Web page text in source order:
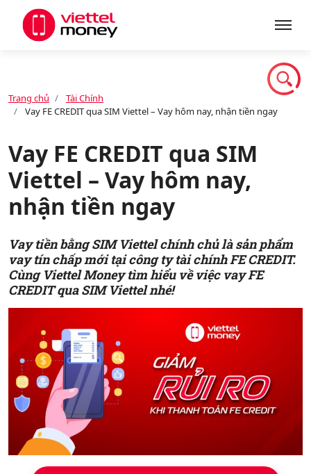
Dịch vụ
Khuyến mãi
Trang chủ
Tài Chính
Vay FE CREDIT qua SIM Viettel – Vay hôm nay, nhận tiền ngay
Vay FE CREDIT qua SIM
Viettel – Vay hôm nay,
nhận tiền ngay
Vay tiền bằng SIM Viettel chính chủ là sản phẩm
vay tín chấp mới tại công ty tài chính FE CREDIT.
Cùng Viettel Money tìm hiểu về việc vay FE
CREDIT qua SIM Viettel nhé!